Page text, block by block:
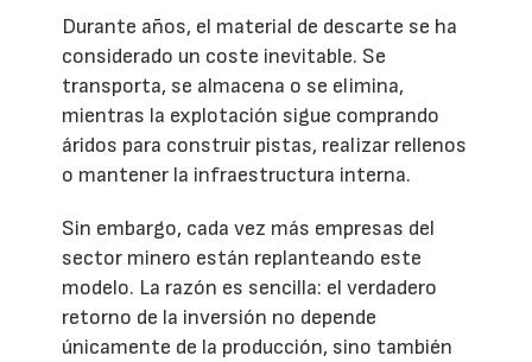
Durante años, el material de descarte se ha
considerado un coste inevitable. Se
transporta, se almacena o se elimina,
mientras la explotación sigue comprando
áridos para construir pistas, realizar rellenos
o mantener la infraestructura interna.
Sin embargo, cada vez más empresas del
sector minero están replanteando este
modelo. La razón es sencilla: el verdadero
retorno de la inversión no depende
únicamente de la producción, sino también